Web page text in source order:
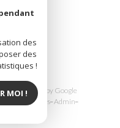
powered by Google
Liens Admin
des
des
!
MOI !